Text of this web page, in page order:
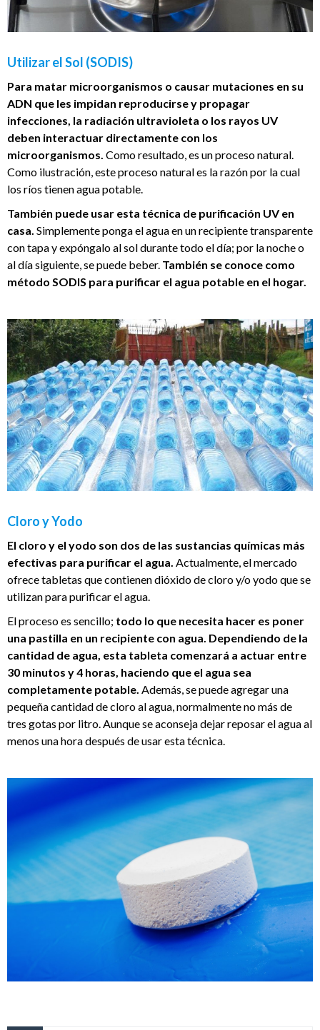
Utilizar el Sol (SODIS)
Para matar microorganismos o causar mutaciones en su
ADN que les impidan reproducirse y propagar
infecciones, la radiación ultravioleta o los rayos UV
deben interactuar directamente con los
microorganismos. Como resultado, es un proceso natural.
Como ilustración, este proceso natural es la razón por la cual
los ríos tienen agua potable.
También puede usar esta técnica de purificación UV en
casa. Simplemente ponga el agua en un recipiente transparente
con tapa y expóngalo al sol durante todo el día; por la noche o
al día siguiente, se puede beber. También se conoce como
método SODIS para purificar el agua potable en el hogar.
Cloro y Yodo
El cloro y el yodo son dos de las sustancias químicas más
efectivas para purificar el agua. Actualmente, el mercado
ofrece tabletas que contienen dióxido de cloro y/o yodo que se
utilizan para purificar el agua.
El proceso es sencillo; todo lo que necesita hacer es poner
una pastilla en un recipiente con agua. Dependiendo de la
cantidad de agua, esta tableta comenzará a actuar entre
30 minutos y 4 horas, haciendo que el agua sea
completamente potable. Además, se puede agregar una
pequeña cantidad de cloro al agua, normalmente no más de
tres gotas por litro. Aunque se aconseja dejar reposar el agua al
menos una hora después de usar esta técnica.